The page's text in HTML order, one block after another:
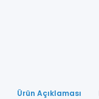
Ürün Açıklaması